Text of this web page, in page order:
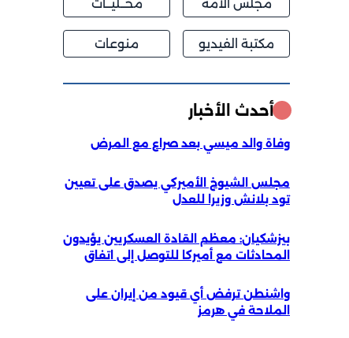
مجلس الامه محــليــات
مكتبة الفيديو منوعات
أحدث الأخبار
وفاة والد ميسي بعد صراع مع المرض
مجلس الشيوخ الأميركي يصدق على تعيين
تود بلانش وزيرا للعدل
بيزشكيان: معظم القادة العسكريين يؤيدون
المحادثات مع أميركا للتوصل إلى اتفاق
واشنطن ترفض أي قيود من إيران على
الملاحة في هرمز